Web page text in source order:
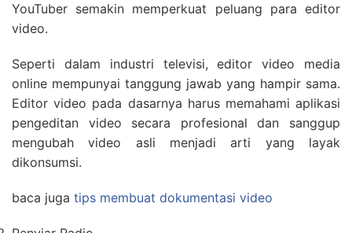
YouTuber semakin memperkuat peluang para editor
video.
Seperti dalam industri televisi, editor video media
online mempunyai tanggung jawab yang hampir sama.
Editor video pada dasarnya harus memahami aplikasi
pengeditan video secara profesional dan sanggup
mengubah video asli menjadi arti yang layak
dikonsumsi.
baca juga tips membuat dokumentasi video